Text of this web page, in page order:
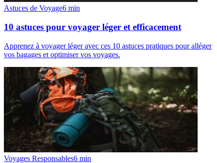
Astuces de Voyage6 min
10 astuces pour voyager léger et efficacement
Apprenez à voyager léger avec ces 10 astuces pratiques pour alléger
vos bagages et optimiser vos voyages.
Voyages Responsables6 min